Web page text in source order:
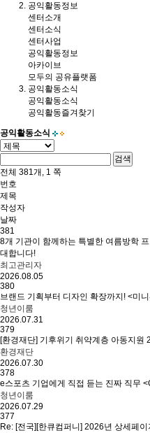
공익활동정보
센터소개
센터소식
센터사업
공익활동정보
아카이브
모두의 공유플랫폼
공익활동소식
공익활동소식
공익활동즐겨찾기
공익활동소식
검색
전체 381개, 1 쪽
번호
제목
작성자
날짜
381
8개 기관이 함께하는 특별한 여름방학
대합니다!
최고관리자
2026.08.05
380
브랜드 기획부터 디자인 확장까지! <미
청년이룸
2026.07.31
379
[환경재단] 기후위기 취약계층 아동지원
환경재단
2026.07.30
378
e스포츠 기업에게 직접 듣는 진짜 직무
청년이룸
2026.07.29
377
Re: [전국][한큐컴퍼니] 2026년 상세페